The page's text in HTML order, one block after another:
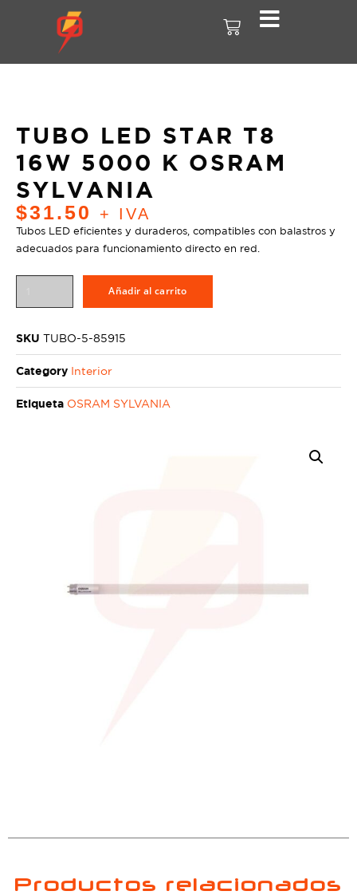
TUBO LED STAR T8
16W 5000 K OSRAM
SYLVANIA
$31.50 + IVA
Tubos LED eficientes y duraderos, compatibles con balastros y
adecuados para funcionamiento directo en red.
Añadir al carrito
SKU TUBO-5-85915
Category Interior
Etiqueta OSRAM SYLVANIA
Productos relacionados